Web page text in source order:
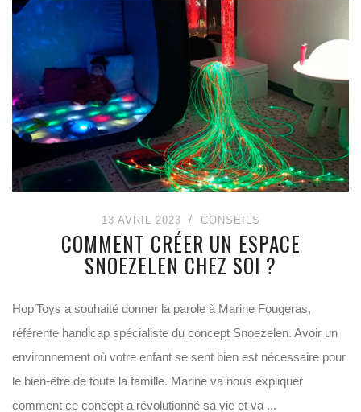
13 AVRIL 2023 CONSEILS
COMMENT CRÉER UN ESPACE
SNOEZELEN CHEZ SOI ?
Hop’Toys a souhaité donner la parole à Marine Fougeras,
référente handicap spécialiste du concept Snoezelen. Avoir un
environnement où votre enfant se sent bien est nécessaire pour
le bien-être de toute la famille. Marine va nous expliquer
comment ce concept a révolutionné sa vie et va ...